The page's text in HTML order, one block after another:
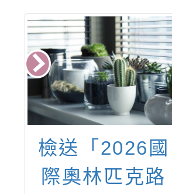
檢送「2026國
際奧林匹克路